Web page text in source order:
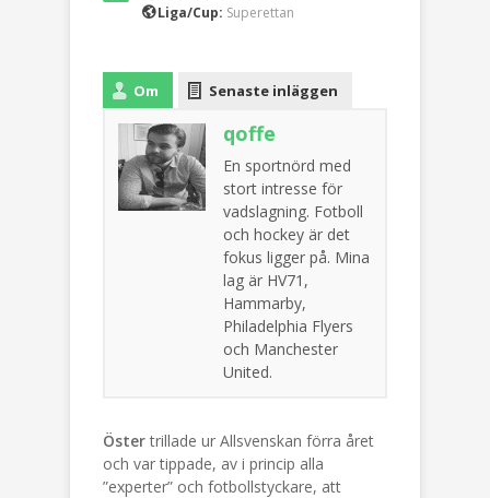
Liga/Cup: Superettan
Om Senaste inläggen
qoffe
En sportnörd med
stort intresse för
vadslagning. Fotboll
och hockey är det
fokus ligger på. Mina
lag är HV71,
Hammarby,
Philadelphia Flyers
och Manchester
United.
Östertrillade ur Allsvenskan förra året
och var tippade, av i princip alla
”experter” och fotbollstyckare, att